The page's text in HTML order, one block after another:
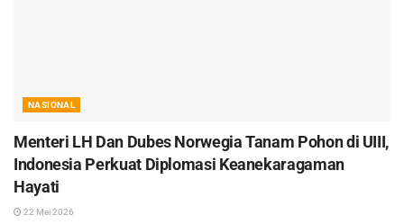
NASIONAL
Menteri LH Dan Dubes Norwegia Tanam Pohon di UIII,
Indonesia Perkuat Diplomasi Keanekaragaman
Hayati
22 Mei 2026